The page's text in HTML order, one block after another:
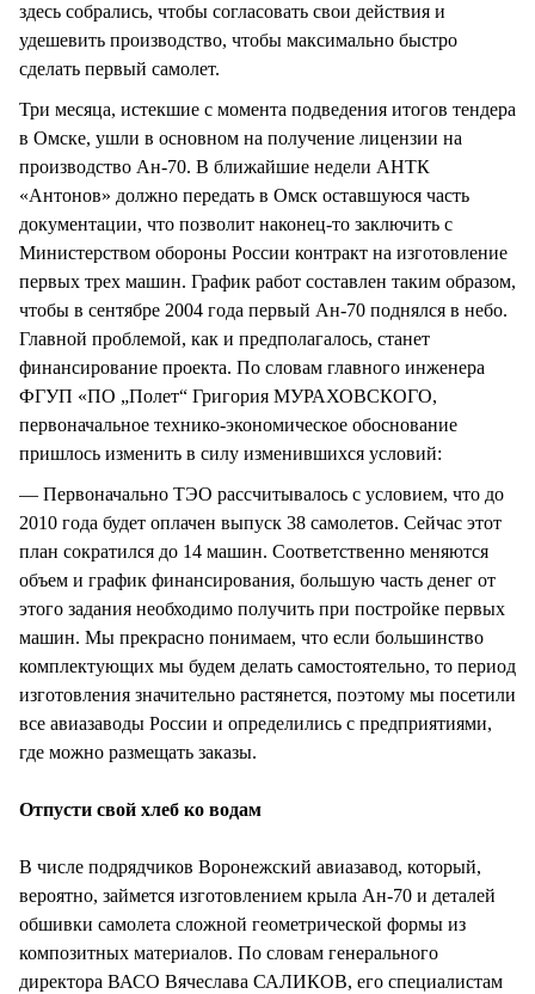
здесь собрались, чтобы согласовать свои действия и
удешевить производство, чтобы максимально быстро
сделать первый самолет.
Три месяца, истекшие с момента подведения итогов тендера
в Омске, ушли в основном на получение лицензии на
производство Ан-70. В ближайшие недели АНТК
«Антонов» должно передать в Омск оставшуюся часть
документации, что позволит наконец-то заключить с
Министерством обороны России контракт на изготовление
первых трех машин. График работ составлен таким образом,
чтобы в сентябре 2004 года первый Ан-70 поднялся в небо.
Главной проблемой, как и предполагалось, станет
финансирование проекта. По словам главного инженера
ФГУП «ПО „Полет“ Григория МУРАХОВСКОГО,
первоначальное технико-экономическое обоснование
пришлось изменить в силу изменившихся условий:
— Первоначально ТЭО рассчитывалось с условием, что до
2010 года будет оплачен выпуск 38 самолетов. Сейчас этот
план сократился до 14 машин. Соответственно меняются
объем и график финансирования, большую часть денег от
этого задания необходимо получить при постройке первых
машин. Мы прекрасно понимаем, что если большинство
комплектующих мы будем делать самостоятельно, то период
изготовления значительно растянется, поэтому мы посетили
все авиазаводы России и определились с предприятиями,
где можно размещать заказы.
Отпусти свой хлеб ко водам
В числе подрядчиков Воронежский авиазавод, который,
вероятно, займется изготовлением крыла Ан-70 и деталей
обшивки самолета сложной геометрической формы из
композитных материалов. По словам генерального
директора ВАСО Вячеслава САЛИКОВ, его специалистам